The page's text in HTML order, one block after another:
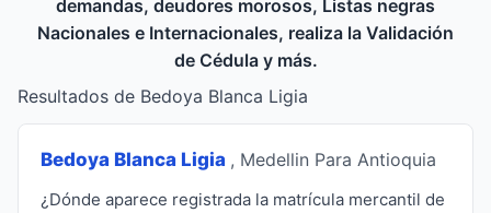
demandas, deudores morosos, Listas negras
Nacionales e Internacionales, realiza la Validación
de Cédula y más.
Resultados de Bedoya Blanca Ligia
Bedoya Blanca Ligia , Medellin Para Antioquia
¿Dónde aparece registrada la matrícula mercantil de